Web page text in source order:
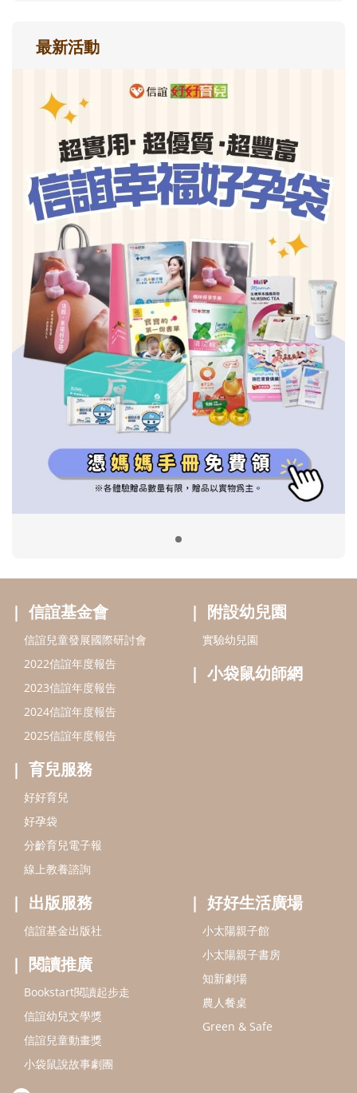
信誼基金會
2022信誼年度報告
2023信誼年度報告
2024信誼年度報告
好孕袋
分齡育兒電子報
線上教養諮詢
附設幼兒園
小袋鼠幼師網
出版服務
信誼基金出版社
閱讀推廣
Bookstart閱讀起步走
信誼幼兒文學獎
信誼兒童動畫獎
小袋鼠說故事劇團
service@hsin-yi.org.tw
信誼好好育兒
小太陽親子書房
(02)2396-5305轉2345 (週一～週五 9:00～18:00)
認識信誼 合作洽談 智慧財產權聲明
本網站建議使用IE9(含以上)或 Google Chrome 版本瀏覽器
信誼基金會/上誼文化實業股份有限公司 版權所有 ©